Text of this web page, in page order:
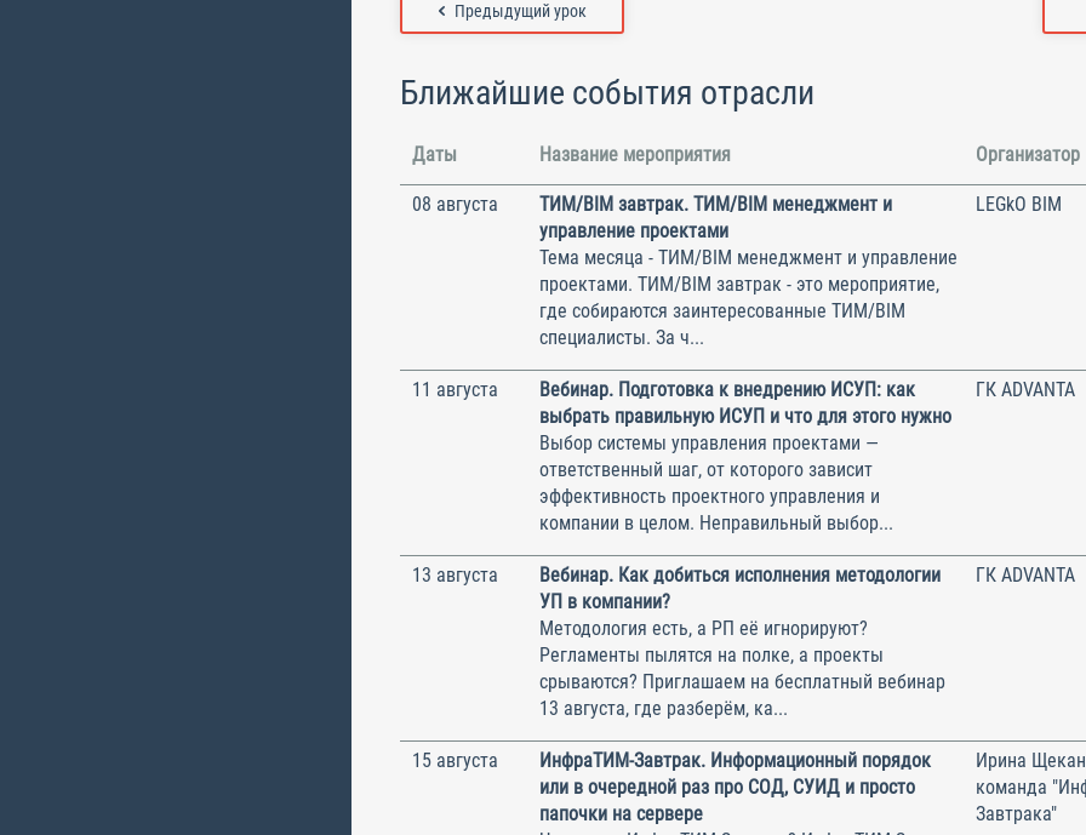
Предыдущий урок
Ближайшие события отрасли
Даты Название мероприятия Организатор
08 августа
ТИМ/BIM завтрак. ТИМ/BIM менеджмент и
управление проектами
Тема месяца - ТИМ/BIM менеджмент и управление
проектами. ТИМ/BIM завтрак - это мероприятие,
где собираются заинтересованные ТИМ/BIM
специалисты. За ч...
LEGkO BIM
11 августа
Вебинар. Подготовка к внедрению ИСУП: как
выбрать правильную ИСУП и что для этого нужно
Выбор системы управления проектами —
ответственный шаг, от которого зависит
эффективность проектного управления и
компании в целом. Неправильный выбор...
ГК ADVANTA
13 августа
Вебинар. Как добиться исполнения методологии
УП в компании?
Методология есть, а РП её игнорируют?
Регламенты пылятся на полке, а проекты
срываются? Приглашаем на бесплатный вебинар
13 августа, где разберём, ка...
ГК ADVANTA
15 августа
ИнфраТИМ-Завтрак. Информационный порядок
или в очередной раз про СОД, СУИД и просто
папочки на сервере
Ирина
команда
Завтрака"